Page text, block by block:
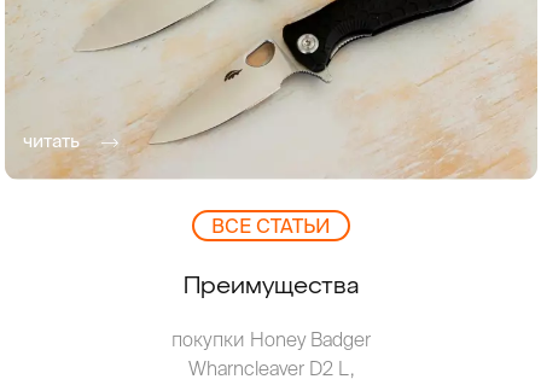
читать
ВCЕ СТАТЬИ
Преимущества
покупки Honey Badger
Wharncleaver D2 L,